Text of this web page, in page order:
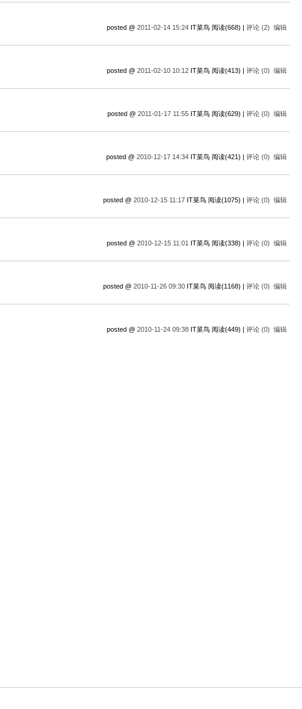
posted @ 2011-02-14 15:24 IT菜鸟 阅读(668) | 评论 (2) 编辑
posted @ 2011-02-10 10:12 IT菜鸟 阅读(413) | 评论 (0) 编辑
posted @ 2011-01-17 11:55 IT菜鸟 阅读(629) | 评论 (0) 编辑
posted @ 2010-12-17 14:34 IT菜鸟 阅读(421) | 评论 (0) 编辑
posted @ 2010-12-15 11:17 IT菜鸟 阅读(1075) | 评论 (0) 编辑
posted @ 2010-12-15 11:01 IT菜鸟 阅读(338) | 评论 (0) 编辑
posted @ 2010-11-26 09:30 IT菜鸟 阅读(1168) | 评论 (0) 编辑
posted @ 2010-11-24 09:38 IT菜鸟 阅读(449) | 评论 (0) 编辑